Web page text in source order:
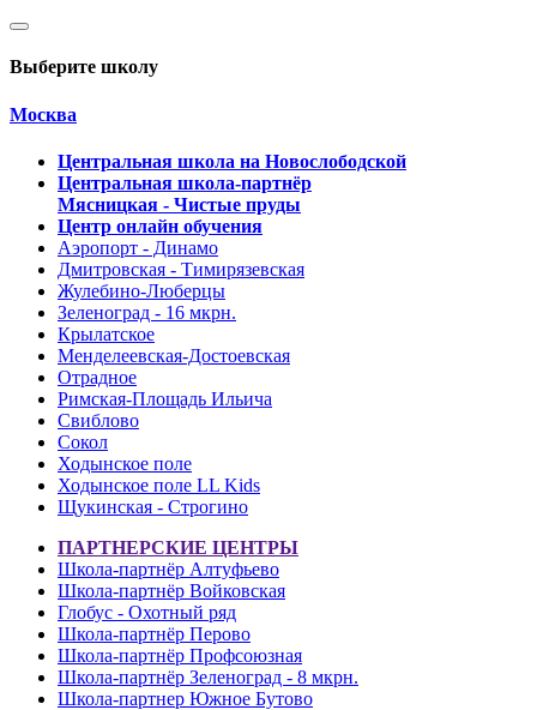
Выберите школу
Москва
Центральная школа на Новослободской
Центральная школа-партнёр
Мясницкая - Чистые пруды
Центр онлайн обучения
Аэропорт - Динамо
Дмитровская - Тимирязевская
Жулебино-Люберцы
Зеленоград - 16 мкрн.
Крылатское
Менделеевская-Достоевская
Отрадное
Римская-Площадь Ильича
Свиблово
Сокол
Ходынское поле
Ходынское поле LL Kids
Щукинская - Строгино
ПАРТНЕРСКИЕ ЦЕНТРЫ
Школа-партнёр Алтуфьево
Школа-партнёр Войковская
Глобус - Охотный ряд
Школа-партнёр Перово
Школа-партнёр Профсоюзная
Школа-партнёр Зеленоград - 8 мкрн.
Школа-партнер Южное Бутово